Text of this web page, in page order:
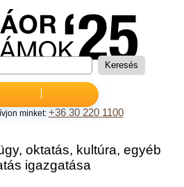
minket: +36 30 220 1100
oktatás, kultúra, egyéb
igazgatása